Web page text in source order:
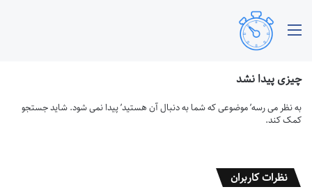
چیزی پیدا نشد
به نظر می رسه’ موضوعی که شما به دنبال آن هستید’ پیدا نمی شود. شاید جستجو
کمک کند.
نظرات کاربران